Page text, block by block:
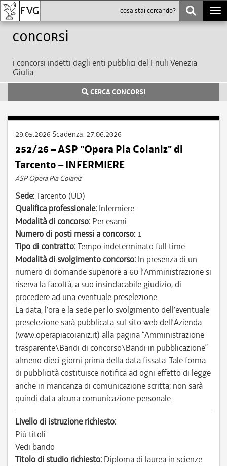
Concorsi
i concorsi indetti dagli enti pubblici del Friuli Venezia
Giulia
CERCA CONCORSI
29.05.2026 Scadenza: 27.06.2026
252/26 – ASP "Opera Pia Coianiz" di
Tarcento – INFERMIERE
ASP Opera Pia Coianiz
Sede:Tarcento (UD)
Qualifica professionale: Infermiere
Modalità di concorso: Per esami
Numero di posti messi a concorso: 1
Tipo di contratto:Tempo indeterminato full time
Modalità di svolgimento concorso: In presenza di un
numero di domande superiore a 60 l’Amministrazione si
riserva la facoltà, a suo insindacabile giudizio, di
procedere ad una eventuale preselezione.
La data, l’ora e la sede per lo svolgimento dell’eventuale
preselezione sarà pubblicata sul sito web dell’Azienda
(www.operapiacoianiz.it) alla pagina “Amministrazione
trasparente\Bandi di concorso\Bandi in pubblicazione”
almeno dieci giorni prima della data fissata. Tale forma
di pubblicità costituisce notifica ad ogni effetto di legge
anche in mancanza di comunicazione scritta; non sarà
quindi data alcuna comunicazione personale.
Livello di istruzione richiesto:
Più titoli
Vedi bando
Titolo di studio richiesto: Diploma di laurea in scienze